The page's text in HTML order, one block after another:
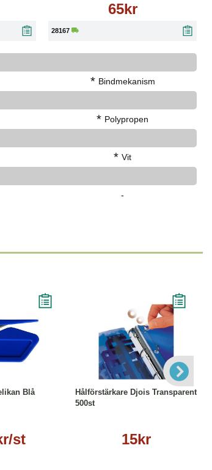
65kr
28167
* Bindmekanism
* Polypropen
* Vit
-
Blå
st
mer
Hålförstärkare Djois Transparent
500st
15kr
Köp Läs mer